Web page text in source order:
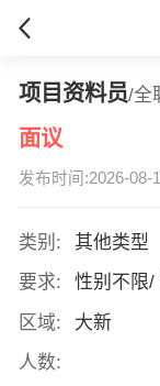
项目资料员/全
面议
发布时间:2026-08-
类别:
其他类型
要求:
性别不限/
区域:
大新
人数: